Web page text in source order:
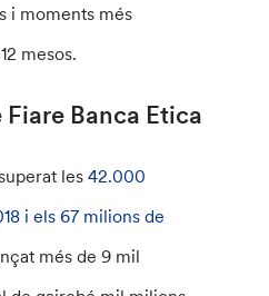
i moments més
mesos.
Fiare Banca Etica
les42.000
i els 67 milions de
més de 9 mil